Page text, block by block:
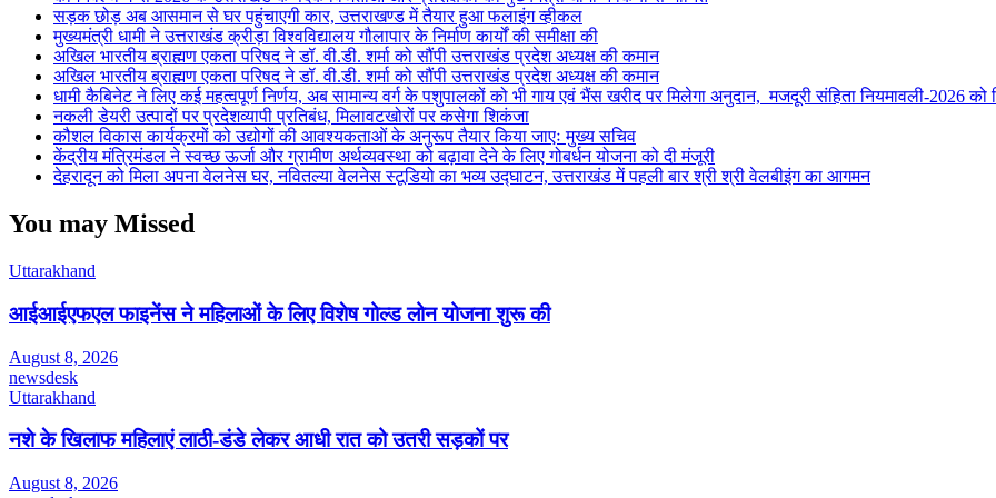
सड़क छोड़ अब आसमान से घर पहुंचाएगी कार, उत्तराखण्ड में तैयार हुआ फलाइंग व्हीकल
मुख्यमंत्री धामी ने उत्तराखंड क्रीड़ा विश्वविद्यालय गौलापार के निर्माण कार्यों की समीक्षा की
अखिल भारतीय ब्राह्मण एकता परिषद ने डॉ. वी.डी. शर्मा को सौंपी उत्तराखंड प्रदेश अध्यक्ष की कमान
अखिल भारतीय ब्राह्मण एकता परिषद ने डॉ. वी.डी. शर्मा को सौंपी उत्तराखंड प्रदेश अध्यक्ष की कमान
धामी कैबिनेट ने लिए कई महत्वपूर्ण निर्णय, अब सामान्य वर्ग के पशुपालकों को भी गाय एवं भैंस खरीद पर मिलेगा अनुदान, मजदूरी संहिता नियमावली-2026 को
नकली डेयरी उत्पादों पर प्रदेशव्यापी प्रतिबंध, मिलावटखोरों पर कसेगा शिकंजा
कौशल विकास कार्यक्रमों को उद्योगों की आवश्यकताओं के अनुरूप तैयार किया जाएः मुख्य सचिव
केंद्रीय मंत्रिमंडल ने स्वच्छ ऊर्जा और ग्रामीण अर्थव्यवस्था को बढ़ावा देने के लिए गोबर्धन योजना को दी मंजूरी
देहरादून को मिला अपना वेलनेस घर, नवितल्या वेलनेस स्टूडियो का भव्य उद्घाटन, उत्तराखंड में पहली बार श्री श्री वेलबीइंग का आगमन
You may Missed
Uttarakhand
आईआईएफएल फाइनेंस ने महिलाओं के लिए विशेष गोल्ड लोन योजना शुरू की
August 8, 2026
newsdesk
Uttarakhand
नशे के खिलाफ महिलाएं लाठी-डंडे लेकर आधी रात को उतरी सड़कों पर
August 8, 2026